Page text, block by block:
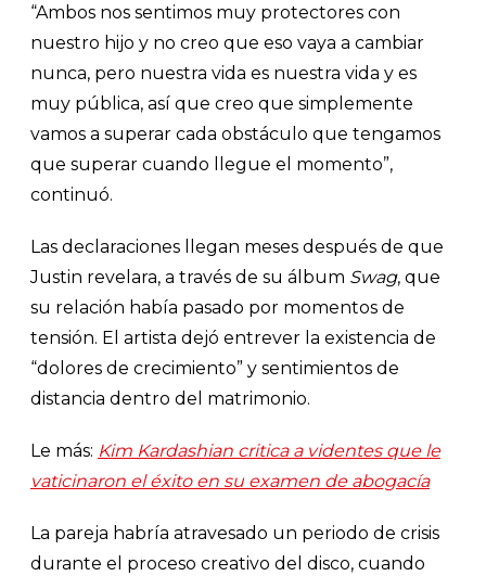
“Ambos nos sentimos muy protectores con
nuestro hijo y no creo que eso vaya a cambiar
nunca, pero nuestra vida es nuestra vida y es
muy pública, así que creo que simplemente
vamos a superar cada obstáculo que tengamos
que superar cuando llegue el momento”,
continuó.
Las declaraciones llegan meses después de que
Justin revelara, a través de su álbum Swag, que
su relación había pasado por momentos de
tensión. El artista dejó entrever la existencia de
“dolores de crecimiento” y sentimientos de
distancia dentro del matrimonio.
Le más: Kim Kardashian critica a videntes que le
vaticinaron el éxito en su examen de abogacía
La pareja habría atravesado un periodo de crisis
durante el proceso creativo del disco, cuando